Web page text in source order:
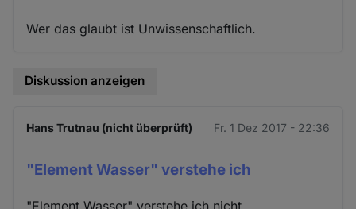
Wer das glaubt ist Unwissenschaftlich.
Diskussion anzeigen
Hans Trutnau (nicht überprüft) Fr. 1 Dez 2017 - 22:36
"Element Wasser" verstehe ich
"Element Wasser" verstehe ich nicht.